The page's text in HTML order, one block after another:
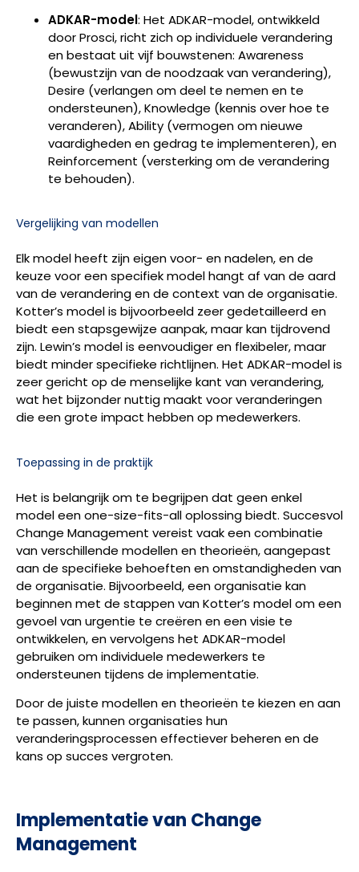
ADKAR-model: Het ADKAR-model, ontwikkeld
door Prosci, richt zich op individuele verandering
en bestaat uit vijf bouwstenen: Awareness
(bewustzijn van de noodzaak van verandering),
Desire (verlangen om deel te nemen en te
ondersteunen), Knowledge (kennis over hoe te
veranderen), Ability (vermogen om nieuwe
vaardigheden en gedrag te implementeren), en
Reinforcement (versterking om de verandering
te behouden).
Vergelijking van modellen
Elk model heeft zijn eigen voor- en nadelen, en de
keuze voor een specifiek model hangt af van de aard
van de verandering en de context van de organisatie.
Kotter’s model is bijvoorbeeld zeer gedetailleerd en
biedt een stapsgewijze aanpak, maar kan tijdrovend
zijn. Lewin’s model is eenvoudiger en flexibeler, maar
biedt minder specifieke richtlijnen. Het ADKAR-model is
zeer gericht op de menselijke kant van verandering,
wat het bijzonder nuttig maakt voor veranderingen
die een grote impact hebben op medewerkers.
Toepassing in de praktijk
Het is belangrijk om te begrijpen dat geen enkel
model een one-size-fits-all oplossing biedt. Succesvol
Change Management vereist vaak een combinatie
van verschillende modellen en theorieën, aangepast
aan de specifieke behoeften en omstandigheden van
de organisatie. Bijvoorbeeld, een organisatie kan
beginnen met de stappen van Kotter’s model om een
gevoel van urgentie te creëren en een visie te
ontwikkelen, en vervolgens het ADKAR-model
gebruiken om individuele medewerkers te
ondersteunen tijdens de implementatie.
Door de juiste modellen en theorieën te kiezen en aan
te passen, kunnen organisaties hun
veranderingsprocessen effectiever beheren en de
kans op succes vergroten.
Implementatie van Change
Management